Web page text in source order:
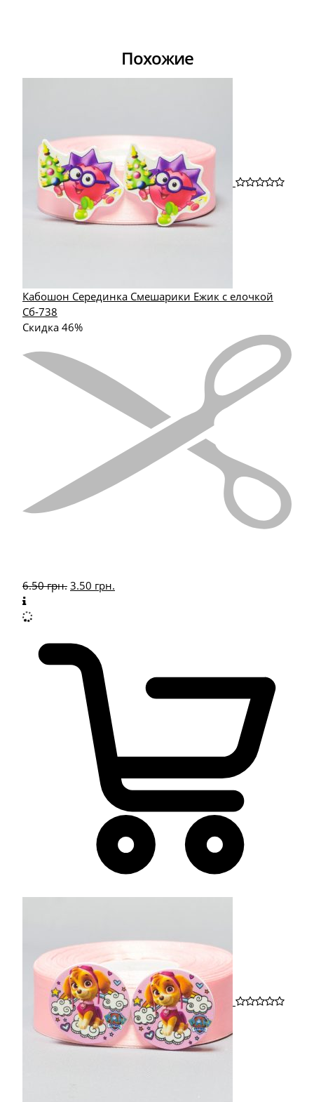
Похожие
Кабошон Серединка Смешарики Ежик с елочкой
Сб-738
Скидка 46%
6.50грн. 3.50 грн.